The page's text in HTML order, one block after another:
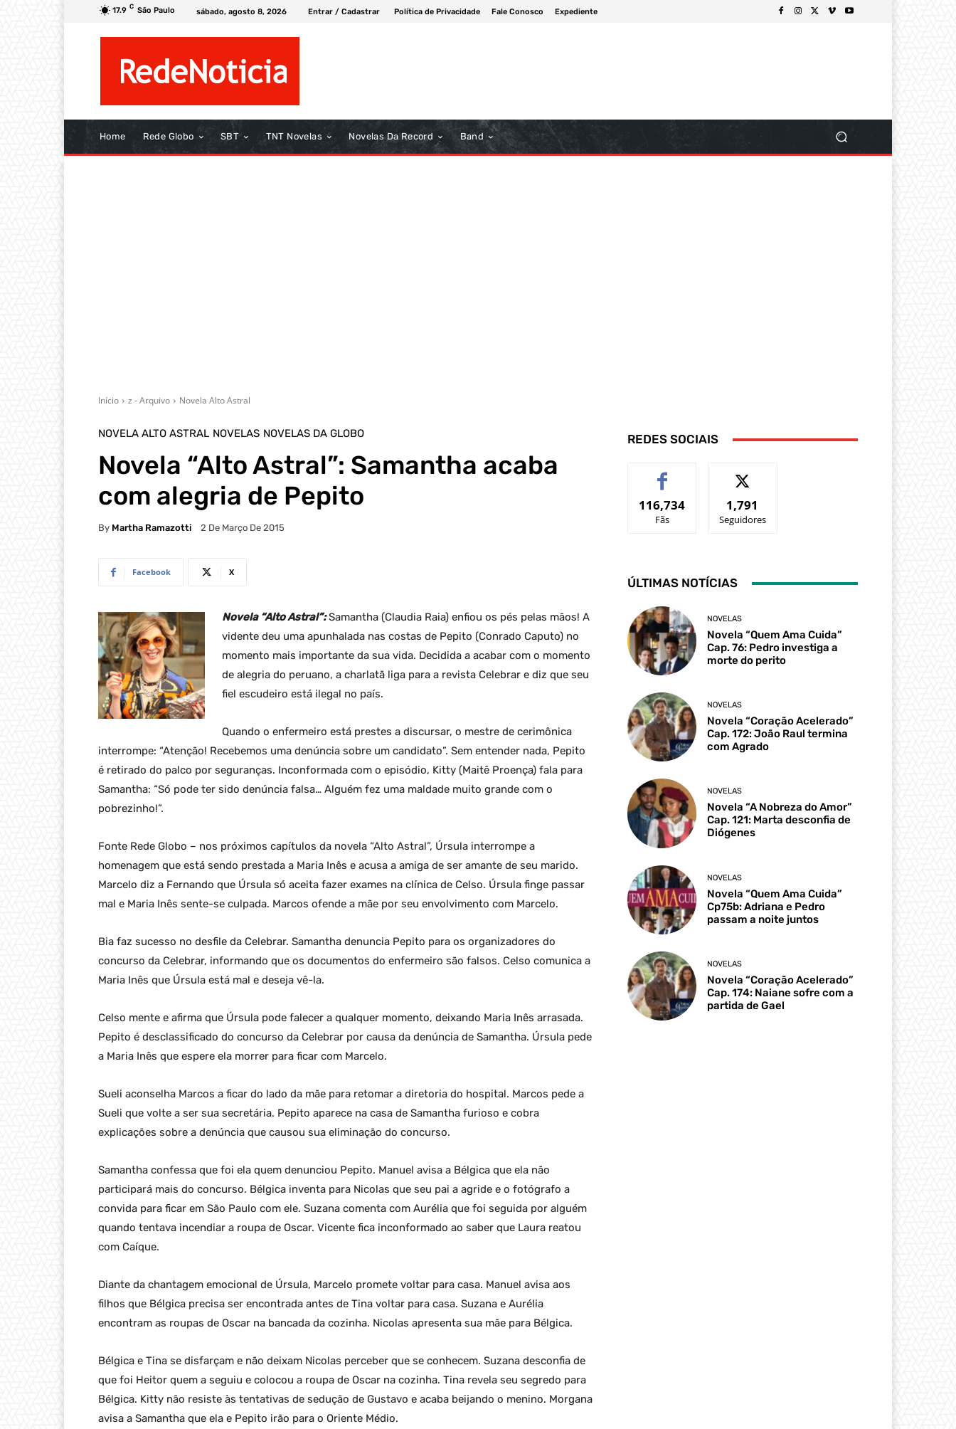
17.9 C São Paulo sábado, agosto 8, 2026 Entrar / Cadastrar Política de Privacidade Fale Conosco Expediente
Home Rede Globo SBT TNT Novelas Novelas Da Record Band
Início z - Arquivo Novela Alto Astral
NOVELA ALTO ASTRAL NOVELAS NOVELAS DA GLOBO
Novela “Alto Astral”: Samantha acaba
com alegria de Pepito
By Martha Ramazotti 2 De Março De 2015
Facebook X
Novela “Alto Astral”:Samantha (Claudia Raia) enfiou os pés pelas mãos! A
vidente deu uma apunhalada nas costas de Pepito (Conrado Caputo) no
momento mais importante da sua vida. Decidida a acabar com o momento
de alegria do peruano, a charlatã liga para a revista Celebrar e diz que seu
fiel escudeiro está ilegal no país.
Quando o enfermeiro está prestes a discursar, o mestre de cerimônica
interrompe: “Atenção! Recebemos uma denúncia sobre um candidato”. Sem entender nada, Pepito
é retirado do palco por seguranças. Inconformada com o episódio, Kitty (Maitê Proença) fala para
Samantha: “Só pode ter sido denúncia falsa… Alguém fez uma maldade muito grande com o
pobrezinho!”.
Fonte Rede Globo – nos próximos capítulos da novela “Alto Astral”, Úrsula interrompe a
homenagem que está sendo prestada a Maria Inês e acusa a amiga de ser amante de seu marido.
Marcelo diz a Fernando que Úrsula só aceita fazer exames na clínica de Celso. Úrsula finge passar
mal e Maria Inês sente-se culpada. Marcos ofende a mãe por seu envolvimento com Marcelo.
Bia faz sucesso no desfile da Celebrar. Samantha denuncia Pepito para os organizadores do
concurso da Celebrar, informando que os documentos do enfermeiro são falsos. Celso comunica a
Maria Inês que Úrsula está mal e deseja vê-la.
Celso mente e afirma que Úrsula pode falecer a qualquer momento, deixando Maria Inês arrasada.
Pepito é desclassificado do concurso da Celebrar por causa da denúncia de Samantha. Úrsula pede
a Maria Inês que espere ela morrer para ficar com Marcelo.
Sueli aconselha Marcos a ficar do lado da mãe para retomar a diretoria do hospital. Marcos pede a
Sueli que volte a ser sua secretária. Pepito aparece na casa de Samantha furioso e cobra
explicações sobre a denúncia que causou sua eliminação do concurso.
Samantha confessa que foi ela quem denunciou Pepito. Manuel avisa a Bélgica que ela não
participará mais do concurso. Bélgica inventa para Nicolas que seu pai a agride e o fotógrafo a
convida para ficar em São Paulo com ele. Suzana comenta com Aurélia que foi seguida por alguém
quando tentava incendiar a roupa de Oscar. Vicente fica inconformado ao saber que Laura reatou
com Caíque.
Diante da chantagem emocional de Úrsula, Marcelo promete voltar para casa. Manuel avisa aos
filhos que Bélgica precisa ser encontrada antes de Tina voltar para casa. Suzana e Aurélia
encontram as roupas de Oscar na bancada da cozinha. Nicolas apresenta sua mãe para Bélgica.
Bélgica e Tina se disfarçam e não deixam Nicolas perceber que se conhecem. Suzana desconfia de
que foi Heitor quem a seguiu e colocou a roupa de Oscar na cozinha. Tina revela seu segredo para
Bélgica. Kitty não resiste às tentativas de sedução de Gustavo e acaba beijando o menino. Morgana
avisa a Samantha que ela e Pepito irão para o Oriente Médio.
REDES SOCIAIS
116,734
Fãs
1,791
Seguidores
ÚLTIMAS NOTÍCIAS
NOVELAS
Novela “Quem Ama Cuida”
Cap. 76: Pedro investiga a
morte do perito
NOVELAS
Novela “Coração Acelerado”
Cap. 172: João Raul termina
com Agrado
NOVELAS
Novela “A Nobreza do Amor”
Cap. 121: Marta desconfia de
Diógenes
NOVELAS
Novela “Quem Ama Cuida”
Cp75b: Adriana e Pedro
passam a noite juntos
NOVELAS
Novela “Coração Acelerado”
Cap. 174: Naiane sofre com a
partida de Gael